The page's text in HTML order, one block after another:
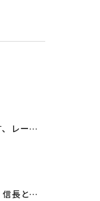
夏ドラマが映す、レールなき時代のライフデザイン
「本能寺の変」信長と、55歳からのサイドFIRE